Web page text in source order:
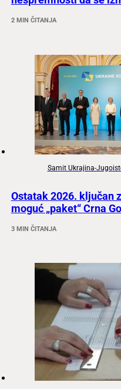
2 MIN ČITANJA
Samit Ukrajina-
Ostatak 2026. ključan
moguć „paket“ Crna
3 MIN ČITANJA